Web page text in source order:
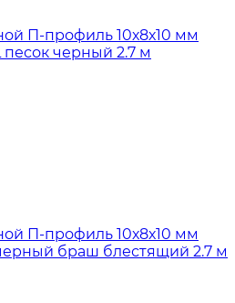
П-профиль 10х8х10 мм
песок черный 2.7 м
П-профиль 10х8х10 мм
браш блестящий 2.7 м